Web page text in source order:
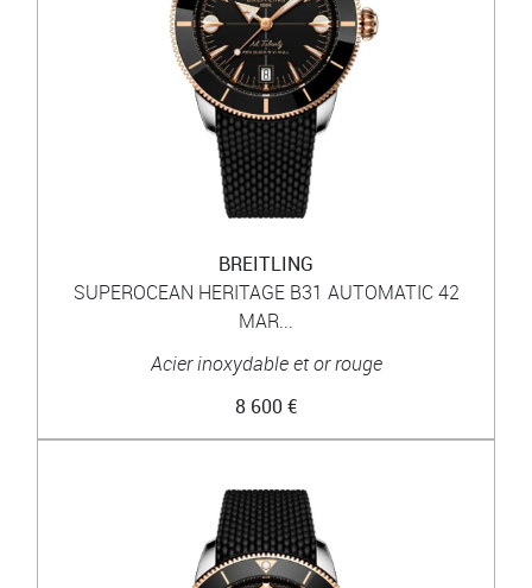
BREITLING
SUPEROCEAN HERITAGE B31 AUTOMATIC 42
MAR...
Acier inoxydable et or rouge
8 600 €